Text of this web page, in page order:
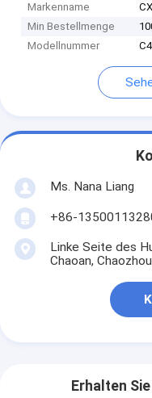
Markenname
Min Bestellmenge
Modellnummer
C4
Ms. Nana Liang
+86-
Linke Seite des
Chaoan,
Erhalten